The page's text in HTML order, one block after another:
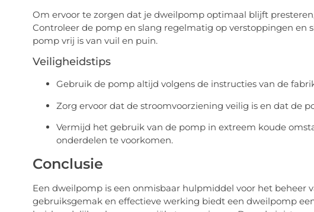
Om ervoor te zorgen dat je dweilpomp optimaal blijft
Controleer de pomp en slang regelmatig op verstoppingen en
pomp vrij is van vuil en puin.
Veiligheidstips
Gebruik de pomp altijd volgens de instructies van de
Zorg ervoor dat de stroomvoorziening veilig is en dat de
Vermijd het gebruik van de pomp in extreem koude
onderdelen te voorkomen.
Conclusie
Een dweilpomp is een onmisbaar hulpmiddel voor het beheer
gebruiksgemak en effectieve werking biedt een dweilpomp